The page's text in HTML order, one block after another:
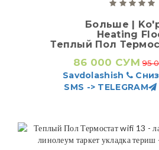
Больше |
Heating
Теплый Пол
86 000 СУМ 95
Savdolashish
SMS -> TELEGRAM